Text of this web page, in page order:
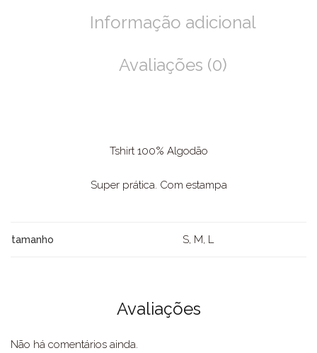
Informação adicional
Avaliações (0)
Tshirt 100% Algodão
Super prática. Com estampa
tamanho S, M, L
Avaliações
Não há comentários ainda.